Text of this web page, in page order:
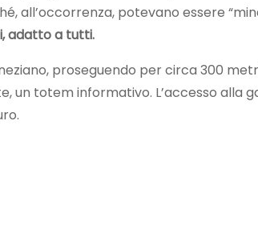
all’occorrenza, potevano essere
adatto a tutti.
proseguendo per circa 300
totem informativo. L’accesso alla